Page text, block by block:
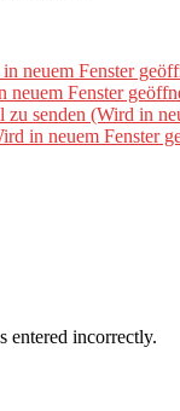
neuem Fenster
Fenster
senden (Wird in
in neuem Fenster
entered incorrectly.